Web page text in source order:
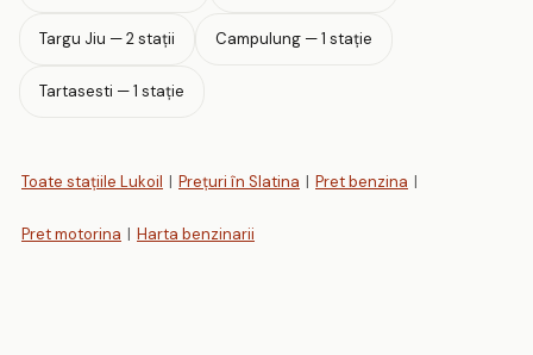
Targu Jiu — 2 stații Campulung — 1 stație
Tartasesti — 1 stație
Toate stațiile Lukoil | Prețuri în Slatina | Pret benzina |
Pret motorina | Harta benzinarii